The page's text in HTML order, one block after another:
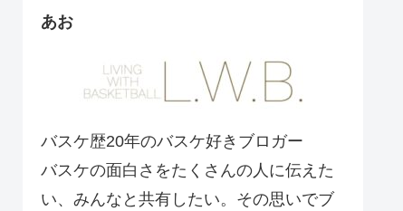
あお
バスケ歴20年のバスケ好きブロガー
バスケの面白さをたくさんの人に伝えた
い、みんなと共有したい。その思いでブ